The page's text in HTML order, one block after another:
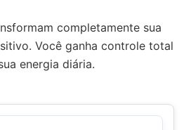
completamente sua
Você ganha controle total
energia diária.